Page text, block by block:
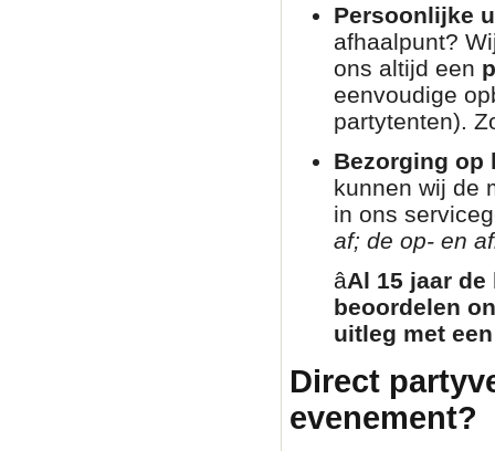
Persoonlijke
afhaalpunt?
ons altijd een
eenvoudige
partytenten).
Bezorging op
kunnen wij de
in ons
af; de op- en
â­Al 15 jaar
beoordelen
uitleg met
Direct
evenement?